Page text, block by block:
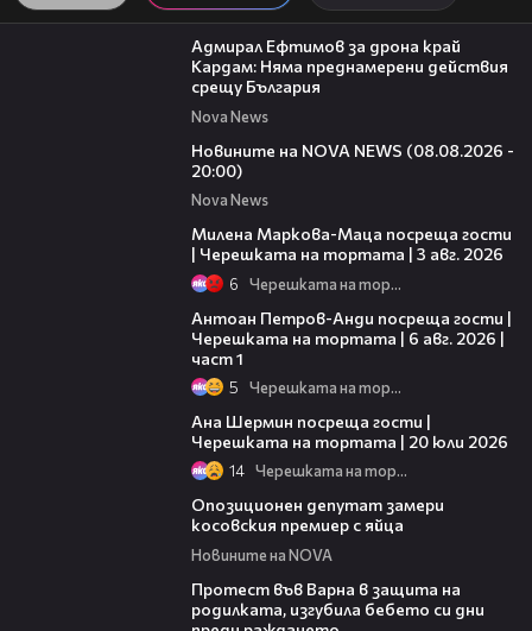
01:48
Адмирал Ефтимов за дрона край
Кардам: Няма преднамерени действия
срещу България
Nova News
Новините на NOVA NEWS (08.08.2026 -
20:00)
Nova News
Милена Маркова-Маца посреща гости
| Черешката на тортата | 3 авг. 2026
6 Черешката на тортата
Антоан Петров-Анди посреща гости |
Черешката на тортата | 6 авг. 2026 |
част 1
5 Черешката на тортата
Ана Шермин посреща гости |
Черешката на тортата | 20 юли 2026
14 Черешката на тортата
Опозиционен депутат замери
косовския премиер с яйца
Новините на NOVA
Протест във Варна в защита на
родилката, изгубила бебето си дни